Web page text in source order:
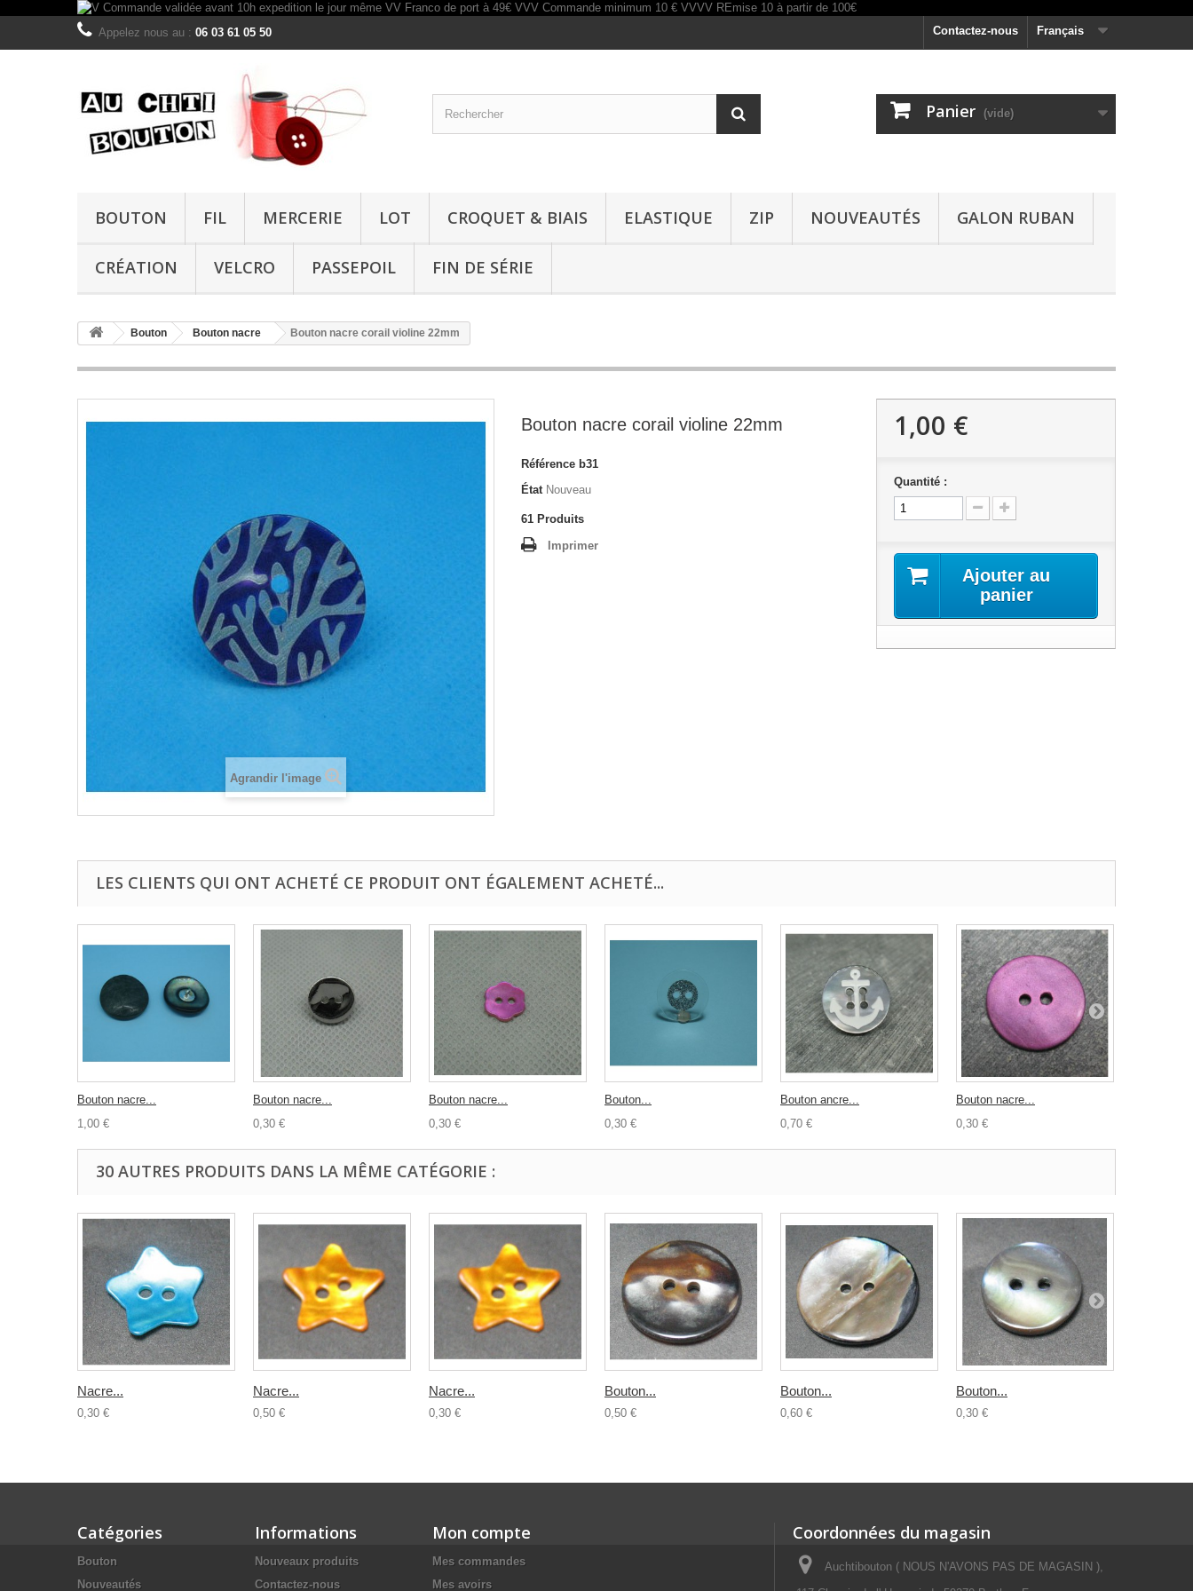
Français
Contactez-nous
Appelez nous au : 06 03 61 05 50
Panier (vide)
BOUTON FIL MERCERIE LOT CROQUET & BIAIS ELASTIQUE ZIP NOUVEAUTÉS GALON RUBAN
CRÉATION VELCRO PASSEPOIL FIN DE SÉRIE
Bouton Bouton nacre Bouton nacre corail violine 22mm
Agrandir l'image
Bouton nacre corail violine 22mm
Référence b31
État Nouveau
61 Produits
Imprimer
1,00 €
Quantité :
Ajouter au
panier
LES CLIENTS QUI ONT ACHETÉ CE PRODUIT ONT ÉGALEMENT ACHETÉ...
Bouton nacre...
1,00 €
Bouton nacre...
0,30 €
Bouton nacre...
0,30 €
Bouton...
0,30 €
Bouton ancre...
0,70 €
Bouton nacre...
0,30 €
30 AUTRES PRODUITS DANS LA MÊME CATÉGORIE :
Nacre...
0,30 €
Nacre...
0,50 €
Nacre...
0,30 €
Bouton...
0,50 €
Bouton...
0,60 €
Bouton...
0,30 €
Catégories
Bouton
Nouveautés
Informations
Nouveaux produits
Contactez-nous
Mon compte
Mes commandes
Mes avoirs
Coordonnées du magasin
Auchtibouton ( NOUS N'AVONS PAS DE MAGASIN ),